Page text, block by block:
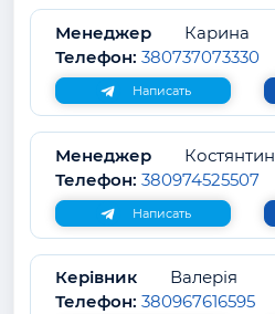
Менеджер
Карина
Телефон: 380737073330
Написать
Менеджер
Костянтин
Телефон: 380974525507
Написать
Керівник
Валерія
Телефон: 380967616595